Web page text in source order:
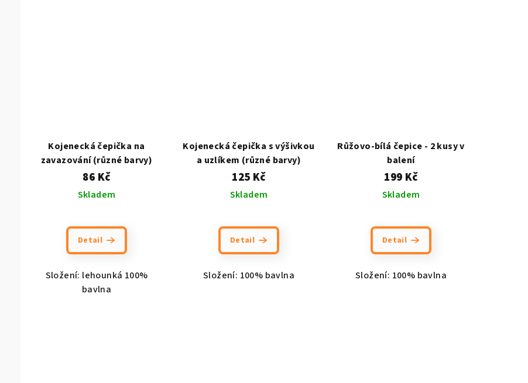
Kojenecká čepička na
zavazování (různé barvy)
86 Kč
Skladem
Detail
Složení: lehounká 100%
bavlna
Kojenecká čepička s výšivkou
a uzlíkem (různé barvy)
125 Kč
Skladem
Detail
Složení: 100% bavlna
Růžovo-bílá čepice - 2 kusy v
balení
199 Kč
Skladem
Detail
Složení: 100% bavlna